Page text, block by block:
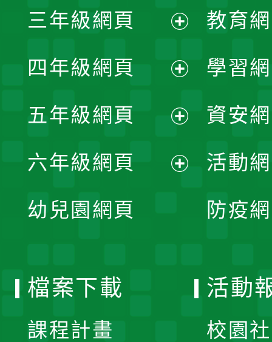
選
單
開
選
單
三年級網頁
開
選
單
四年級網頁
開
選
五年級網頁
開
六年級網頁
幼兒園網頁
教育
學習
資安
活動
防疫
檔案下載
課程計畫
活動
校園